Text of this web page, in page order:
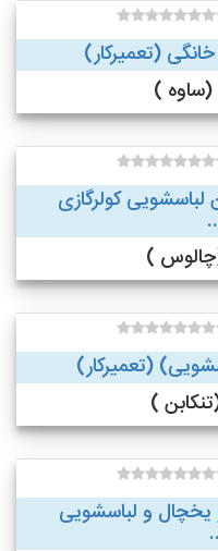
(تعمیرکار)
کولرگازی
(تعمیرکار)
یخچال و لباسشویی